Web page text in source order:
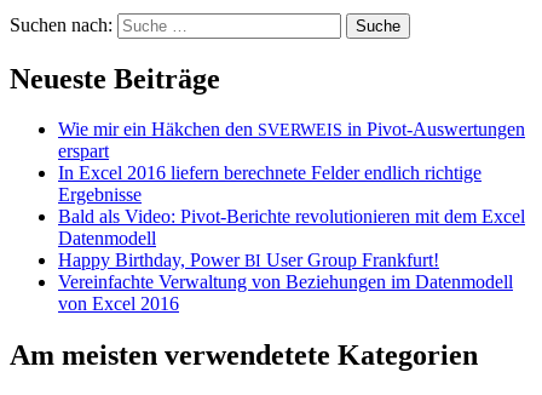
Suchen nach:
Neueste Beiträge
Wie mir ein Häkchen den SVERWEIS in Pivot-Auswertungen
erspart
In Excel 2016 liefern berechnete Felder endlich richtige
Ergebnisse
Bald als Video: Pivot-Berichte revolutionieren mit dem Excel
Datenmodell
Happy Birthday, PowerBI User Group Frankfurt!
Vereinfachte Verwaltung von Beziehungen im Datenmodell
von Excel 2016
Am meisten verwendetete Kategorien